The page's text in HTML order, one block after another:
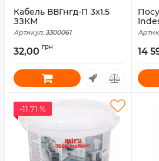
Кабель ВВГнгд-П 3x1.5
ЗЗКМ
Артикул: 3300061
32,00 грн 14
-11.71 %